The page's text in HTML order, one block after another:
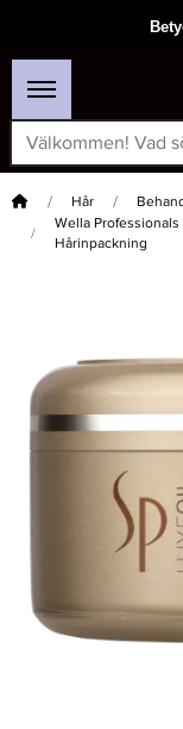
Hem Hår
Wella Professionals
Hårinpackning
Revlon